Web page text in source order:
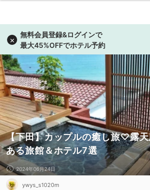
【下田】カップルの癒し旅♡露
ある旅館＆ホテル7選
2024年06月24日
ywys_s1020m